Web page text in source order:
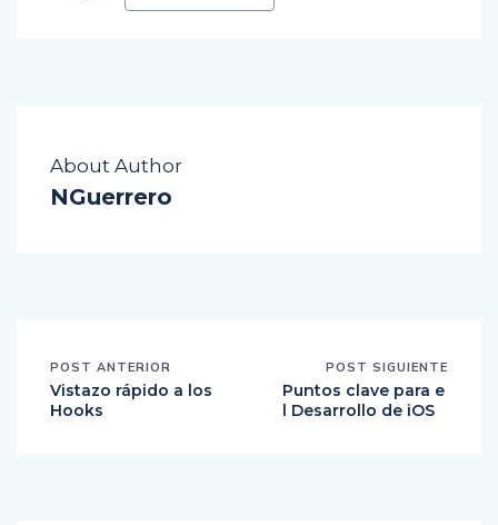
About Author
NGuerrero
POST ANTERIOR
Vistazo rápido a los
Hooks
POST SIGUIENTE
Puntos clave para e
l Desarrollo de iOS